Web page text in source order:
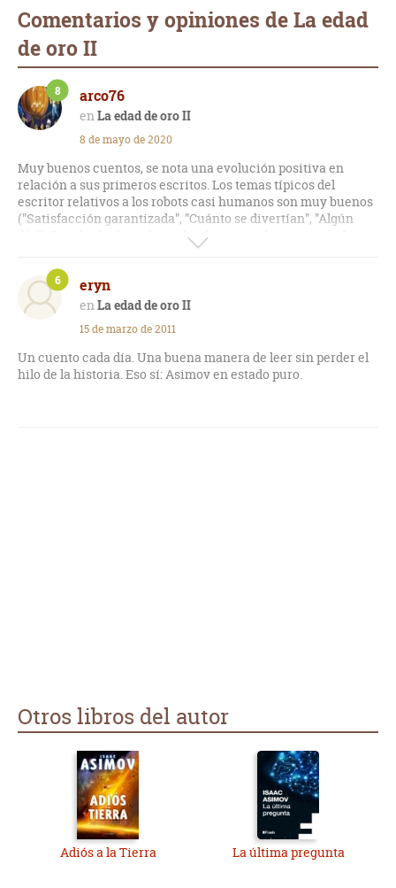
Comentarios y opiniones de La edad
de oro II
arco76
La edad de oro II
8
8 de mayo de 2020
Muy buenos cuentos, se nota una evolución positiva en
relación a sus primeros escritos. Los temas típicos del
escritor relativos a los robots casi humanos son muy buenos
("Satisfacción garantizada", "Cuánto se divertían", "Algún
día"). Sin olvidar los relatos donde priman la presencia de
extraterrestres, con tramas bastante originales ("Los buitres
bondadosos", "Mi nombre se escribe con S", "Manchas
verdes", "Huésped"). Una buena primera piedra de toque para
descubrir a este famoso escritor.
eryn
La edad de oro II
6
15 de marzo de 2011
Un cuento cada día. Una buena manera de leer sin perder el
hilo de la historia. Eso sí: Asimov en estado puro.
Otros libros del autor
Adiós a la Tierra La última pregunta